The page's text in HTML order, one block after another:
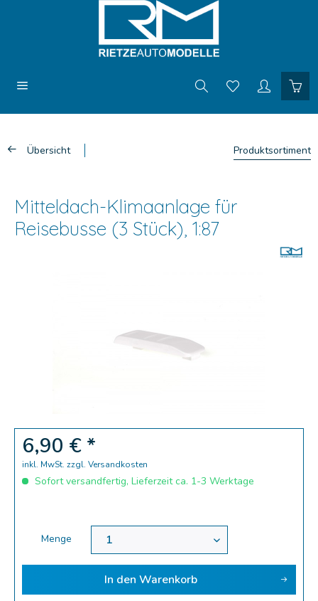
Übersicht Produktsortiment
Mitteldach-Klimaanlage für
Reisebusse (3 Stück), 1:87
6,90 € *
inkl. MwSt. zzgl. Versandkosten
Sofort versandfertig, Lieferzeit ca. 1-3 Werktage
Menge
In den Warenkorb